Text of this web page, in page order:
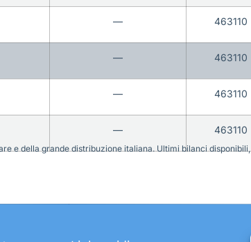
— 463110
— 463110
— 463110
— 463110
e della grande distribuzione italiana. Ultimi bilanci